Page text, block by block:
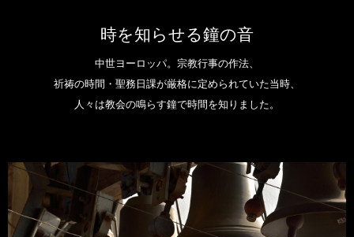
時を知らせる鐘の音
中世ヨーロッパ。宗教行事の作法、
祈祷の時間・聖務日課が厳格に定められていた当時、
人々は教会の鳴らす鐘で時間を知りました。